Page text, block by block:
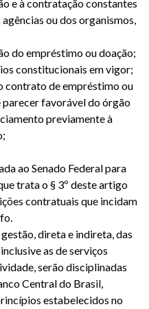
e à contratação constantes
ou dos organismos,
do empréstimo ou doação;
constitucionais em vigor;
contrato de empréstimo ou
favorável do órgão
previamente à
ao Senado Federal para
trata o § 3º deste artigo
contratuais que incidam
direta e indireta, das
as de serviços
serão disciplinadas
Central do Brasil,
estabelecidos no